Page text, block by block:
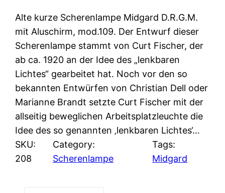
Alte kurze Scherenlampe Midgard D.R.G.M.
mit Aluschirm, mod.109. Der Entwurf dieser
Scherenlampe stammt von Curt Fischer, der
ab ca. 1920 an der Idee des „lenkbaren
Lichtes“ gearbeitet hat. Noch vor den so
bekannten Entwürfen von Christian Dell oder
Marianne Brandt setzte Curt Fischer mit der
allseitig beweglichen Arbeitsplatzleuchte die
Idee des so genannten ‚lenkbaren Lichtes‘…
SKU:
208
Category:
Scherenlampe
Tags:
Midgard